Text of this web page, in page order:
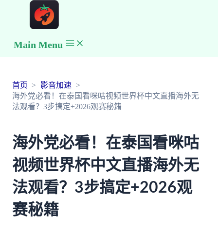
Main Menu
首页
影音加速
海外党必看！在泰国看咪咕视频世界杯中文直播海外无
法观看？3步搞定+2026观赛秘籍
海外党必看！在泰国看咪咕
视频世界杯中文直播海外无
法观看？3步搞定+2026观
赛秘籍